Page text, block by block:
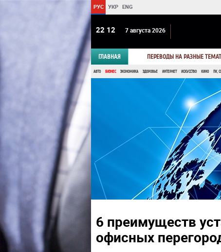
РУС УКР ENG
22:12 7 августа 2026
ГЛАВНАЯ ПЕРЕВОДЫ НА РАЗНЫЕ
АВТО БИЗНЕС ЭКОНОМИКА ЗДОРОВЬЕ ИНТЕРНЕТ ИСКУССТВО КИНО ПК,
6 преимуществ
офисных